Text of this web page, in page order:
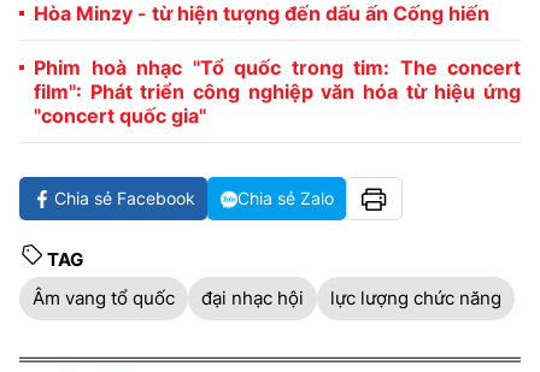
Hòa Minzy - từ hiện tượng đến dấu ấn Cống hiến
Phim hoà nhạc "Tổ quốc trong tim: The concert
film": Phát triển công nghiệp văn hóa từ hiệu ứng
"concert quốc gia"
Chia sẻ Facebook Chia sẻ Zalo
TAG
Âm vang tổ quốc
đại nhạc hội lực lượng chức năng